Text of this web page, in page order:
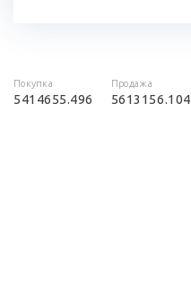
Покупка
5414655.496
Продажа
5613156.104